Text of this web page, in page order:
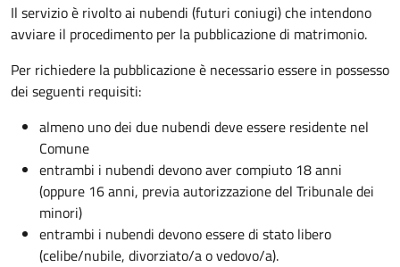
Il servizio è rivolto ai nubendi (futuri coniugi) che intendono
avviare il procedimento per la pubblicazione di matrimonio.
Per richiedere la pubblicazione è necessario essere in possesso
dei seguenti requisiti:
almeno uno dei due nubendi deve essere residente nel
Comune
entrambi i nubendi devono aver compiuto 18 anni
(oppure 16 anni, previa autorizzazione del Tribunale dei
minori)
entrambi i nubendi devono essere di stato libero
(celibe/nubile, divorziato/a o vedovo/a).